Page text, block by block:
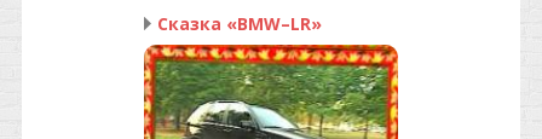
Сказка «BMW–LR»